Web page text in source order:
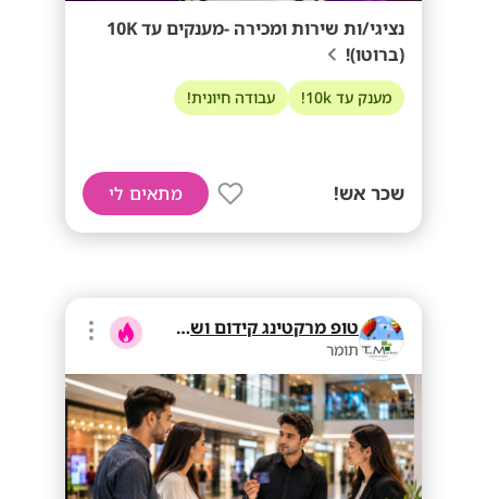
נציגי/ות שירות ומכירה -מענקים עד 10K
(ברוטו)!
מענק עד 10k! עבודה חיונית!
שכר אש! מתאים לי
טופ מרקטינג קידום ושיווק בע"מ
תומר